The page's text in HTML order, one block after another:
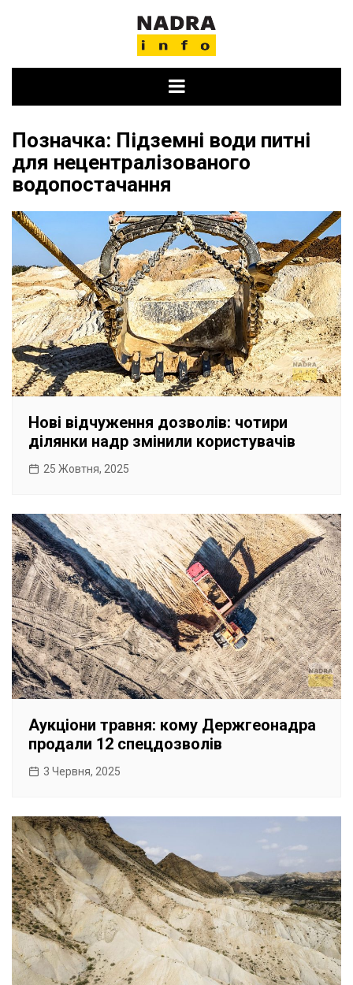
Позначка: Підземні води питні
для нецентралізованого
водопостачання
Нові відчуження дозволів: чотири
ділянки надр змінили користувачів
25 Жовтня, 2025
Аукціони травня: кому Держгеонадра
продали 12 спецдозволів
3 Червня, 2025